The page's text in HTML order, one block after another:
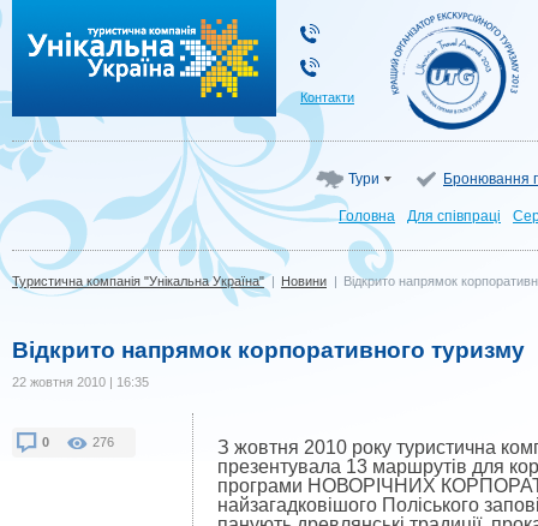
Контакти
Тури Бронювання
Головна Для cпівпраці
Туристична компанія "Унікальна Україна" | Новини | Відкрито напрямок
Відкрито напрямок корпоративного туризму
22 жовтня 2010 | 16:35
0 276
З жовтня 2010 року туристична
презентувала 13 маршрутів для
програми НОВОРІЧНИХ
найзагадковішого Поліського